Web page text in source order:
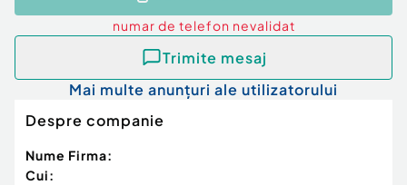
numar de telefon nevalidat
Trimite mesaj
Mai multe anunțuri ale utilizatorului
Despre companie
Nume Firma:
Cui: